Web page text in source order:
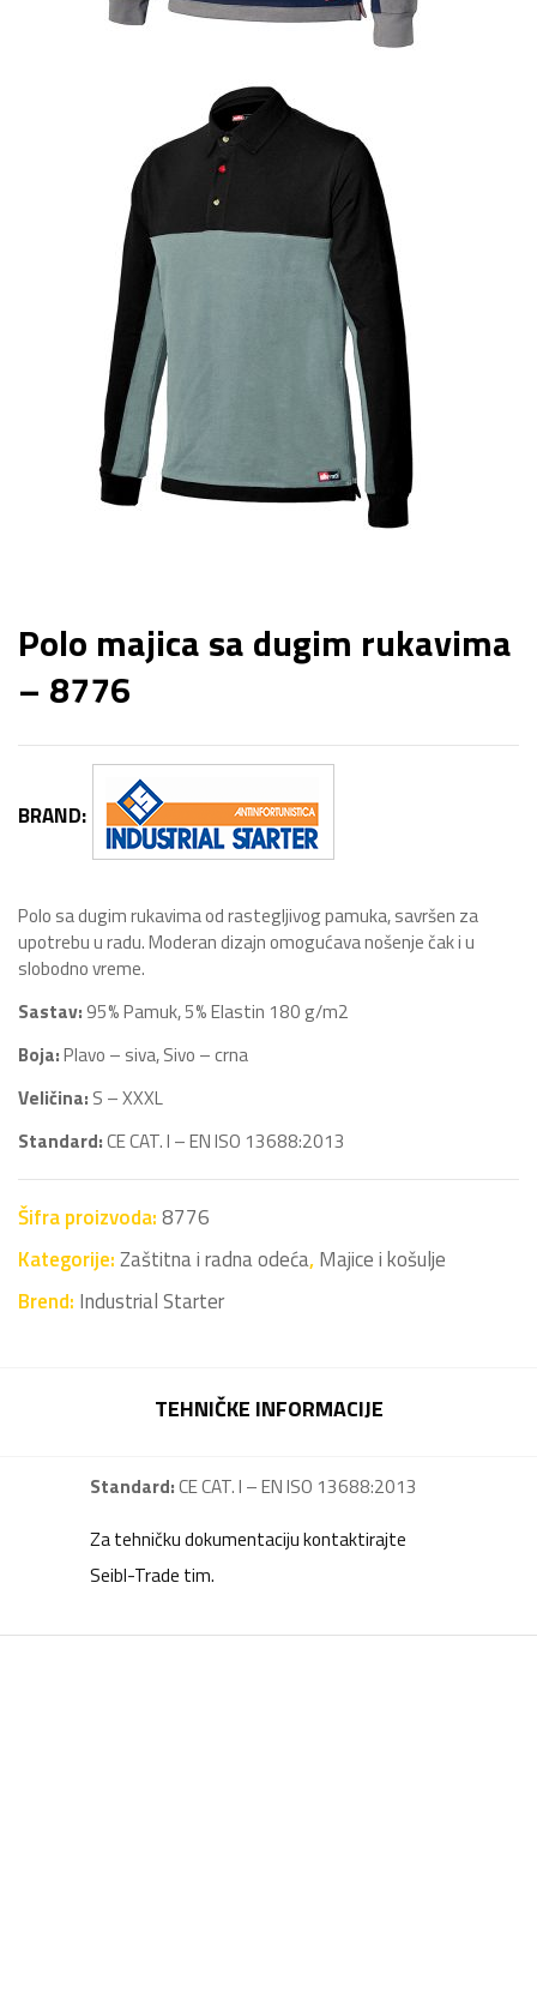
Polo majica sa dugim rukavima
– 8776
BRAND:
Polo sa dugim rukavima od rastegljivog pamuka, savršen za
upotrebu u radu. Moderan dizajn omogućava nošenje čak i u
slobodno vreme.
Sastav: 95% Pamuk, 5% Elastin 180 g/m2
Boja:Plavo – siva, Sivo – crna
Veličina: S – XXXL
Standard:CE CAT. I – EN ISO 13688:2013
Šifra proizvoda:8776
Kategorije:Zaštitna i radna odeća,Majice i košulje
Brend: Industrial Starter
TEHNIČKE INFORMACIJE
Standard:CE CAT. I – EN ISO 13688:2013
Za tehničku dokumentaciju kontaktirajte
Seibl-Trade tim.